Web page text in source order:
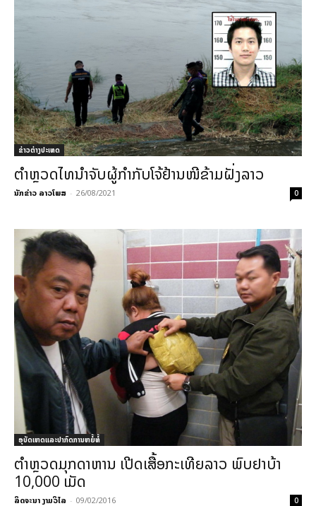
ຂ່າວຕ່າງປະເທດ
ຕຳຫຼວດໄທນຳຈັບຜູ້ກຳກັບໂຈ້ຢ້ານໜີຂ້າມຝັ່ງລາວ
ນັກຂ່າວ ລາວໂພສ - 26/08/2021 0
ອຸບັດເຫດແລະປາກົດການຫຍໍ້ທໍ້
ຕຳຫຼວດມຸກດາຫານ ເປີດເສື້ອກະເທີຍລາວ ພົບຢາບ້າ
10,000 ເມັດ
ລິດຈະນາ ງາມວິໄລ - 09/02/2016 0